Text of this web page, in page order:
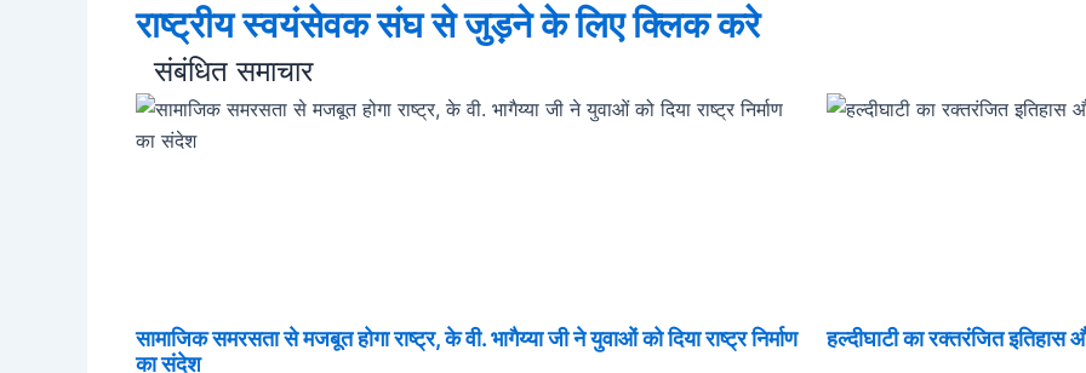
राष्ट्रीय स्वयंसेवक संघ से जुड़ने के लिए क्लिक करे
संबंधित समाचार
सामाजिक समरसता से मजबूत होगा राष्ट्र, के वी. भागैय्या जी ने युवाओं को दिया राष्ट्र निर्माण
का संदेश
हल्दीघाटी का रक्तरंजित